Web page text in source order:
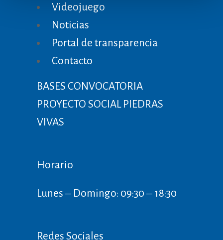
Videojuego
Noticias
Portal de transparencia
Contacto
BASES CONVOCATORIA
PROYECTO SOCIAL PIEDRAS
VIVAS
Horario
Lunes ‒ Domingo: 09:30 ‒ 18:30
Redes Sociales